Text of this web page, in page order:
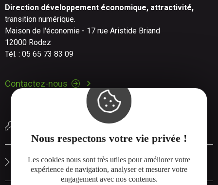
Nous respectons votre vie privée !
Les cookies nous sont très utiles pour améliorer votre
expérience de navigation, analyser et mesurer votre
engagement avec nos contenus.
Direction développement économique, attractivité,
transition numérique.
Maison de l'économie - 17 rue Aristide Briand
12000 Rodez
Tél. : 05 65 73 83 09
Contactez-nous
Réserver une salle de réunion
Le site de Rodez Agglo